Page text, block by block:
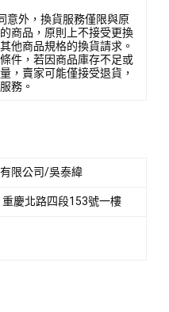
意外，換貨服務僅限與原
商品，原則上不接受更換
他商品規格的換貨請求。
件，若因商品庫存不足或
，賣家可能僅接受退貨，
務。
限公司/吳泰緯
重慶北路四段153號一樓